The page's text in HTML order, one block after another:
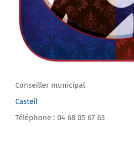
Conseiller municipal
Casteil
Téléphone : 04 68 05 67 63